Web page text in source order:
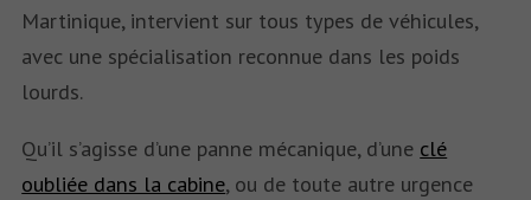
Martinique, intervient sur tous types de véhicules,
avec une spécialisation reconnue dans les poids
lourds.
Qu’il s’agisse d’une panne mécanique, d’une clé
oubliée dans la cabine, ou de toute autre urgence